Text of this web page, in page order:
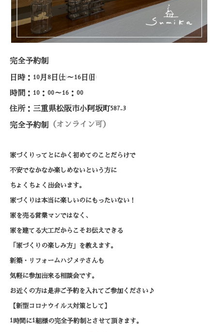
完全予約制
日時： 10月 8 日㈯～16 日㈰
時間： 10 ： 00～16 ： 00
住所：三重県松阪市小阿坂町587‐3
完全予約制 （オンライン可）
家づくりってとにかく初めてのことだらけで
不安でなかなか楽しめないという方に
ちょくちょく出会います。
家づくりは本当に楽しいのにもったいない！
家を売る営業マンではなく、
家を建てる大工だからこそお伝えできる
「家づくりの楽しみ方」を教えます。
新築・リフォームハジメテさんも
気軽に参加出来る相談会です。
お近くの方は是非ご予約を入れてご参加ください♪
【新型コロナウイルス対策として】
1 時間に1組様の完全予約制とさせて頂きます。